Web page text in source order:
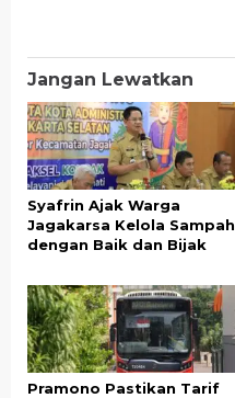
Jangan Lewatkan
Syafrin Ajak Warga
Jagakarsa Kelola Sampah
dengan Baik dan Bijak
Pramono Pastikan Tarif